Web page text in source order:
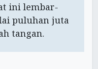
ini lembar-
puluhan juta
tangan.